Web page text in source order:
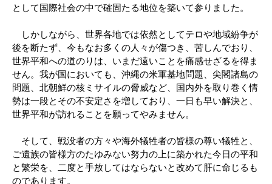
として国際社会の中で確固たる地位を築いて参りました。
しかしながら、世界各地では依然としてテロや地域紛争が
後を断たず、今もなお多くの人々が傷つき、苦しんでおり、
世界平和への道のりは、いまだ遠いことを痛感せざるを得ま
せん。我が国においても、沖縄の米軍基地問題、尖閣諸島の
問題、北朝鮮の核ミサイルの脅威など、国内外を取り巻く情
勢は一段とその不安定さを増しており、一日も早い解決と、
世界平和が訪れることを願ってやみません。
そして、戦没者の方々や海外犠牲者の皆様の尊い犠牲と、
ご遺族の皆様方のたゆみない努力の上に築かれた今日の平和
と繁栄を、二度と手放してはならないと改めて肝に命じるも
のであります。